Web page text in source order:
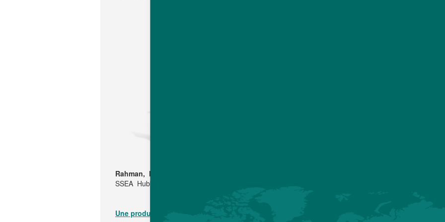
Rahman, Mehran Rahman, Mahir Rahman
SSEA Hubbard étaient également présents à l'événement.
Une production locale disponible au second semestre 2025